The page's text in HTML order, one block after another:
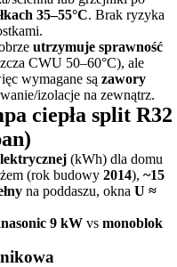
35–55°C. Brak ryzyka
utrzymuje sprawność
CWU 50–60°C), ale
wymagane są zawory
izolacje na zewnątrz.
ciepła split R32
(kWh) dla domu
(rok budowy 2014), ~15
na poddaszu, okna U ≈
9 kW vs monoblok